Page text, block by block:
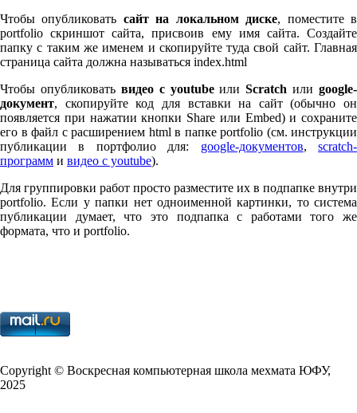
Чтобы опубликовать сайт на локальном диске, поместите в
port­fo­lio скриншот сайта, присвоив ему имя сайта. Создайте
папку с таким же именем и скопируйте туда свой сайт. Главная
страница сайта должна называться index.html
Чтобы опубликовать видео с youtubeилиScratch или google-
документ, скопируйте код для вставки на сайт (обычно он
появляется при нажатии кнопки Share или Embed) и сохраните
его в файл с расширением html в папке port­fo­lio (см. инструкции
публикации в портфолио для: google-документов,scratch-
программ и видео с youtube).
Для группировки работ просто разместите их в подпапке внутри
port­fo­lio. Если у папки нет одноименной картинки, то система
публикации думает, что это подпапка с работами того же
формата, что и port­fo­lio.
Copy­right © Воскресная компьютерная школа мехмата ЮФУ,
2025